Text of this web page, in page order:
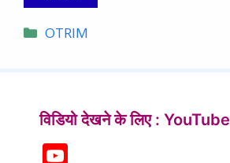
Categories
OTRIM
विडियो देखने के लिए : YouTube